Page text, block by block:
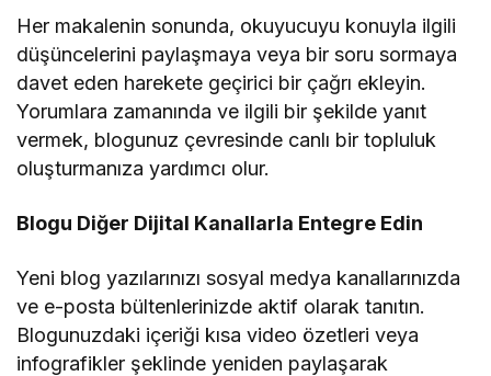
Her makalenin sonunda, okuyucuyu konuyla ilgili
düşüncelerini paylaşmaya veya bir soru sormaya
davet eden harekete geçirici bir çağrı ekleyin.
Yorumlara zamanında ve ilgili bir şekilde yanıt
vermek, blogunuz çevresinde canlı bir topluluk
oluşturmanıza yardımcı olur.
Blogu Diğer Dijital Kanallarla Entegre Edin
Yeni blog yazılarınızı sosyal medya kanallarınızda
ve e-posta bültenlerinizde aktif olarak tanıtın.
Blogunuzdaki içeriği kısa video özetleri veya
infografikler şeklinde yeniden paylaşarak